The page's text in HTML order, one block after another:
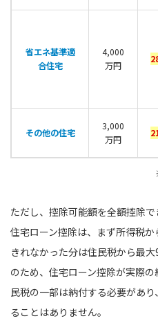
省エネ基準適
合住宅
4,000
万円
その他の住宅
3,000
万円
ただし、控除可能額を全額控除で
住宅ローン控除は、まず所得税
きれなかった分は住民税から最
のため、住宅ローン控除が実際
民税の一部は納付する必要があ
ることはありません。